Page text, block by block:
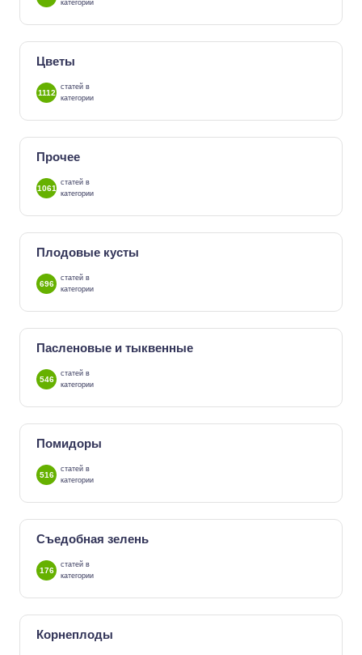
категории
Цветы
1112
статей в
категории
Прочее
1061
статей в
категории
Плодовые кусты
696
статей в
категории
Пасленовые и тыквенные
546
статей в
категории
Помидоры
516
статей в
категории
Съедобная зелень
176
статей в
категории
Корнеплоды